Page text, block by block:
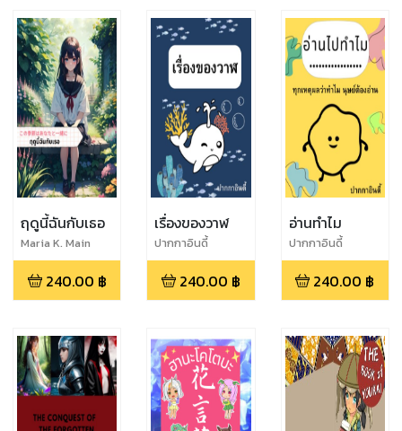
เหล่า พ่อมด
และแม่มด
ฤดูนี้ฉันกับเธอ
Maria K. Main
240.00 ฿
เรื่องของวาฬ
ปากกาอินดี้
240.00 ฿
อ่านทำไม
ปากกาอินดี้
240.00 ฿